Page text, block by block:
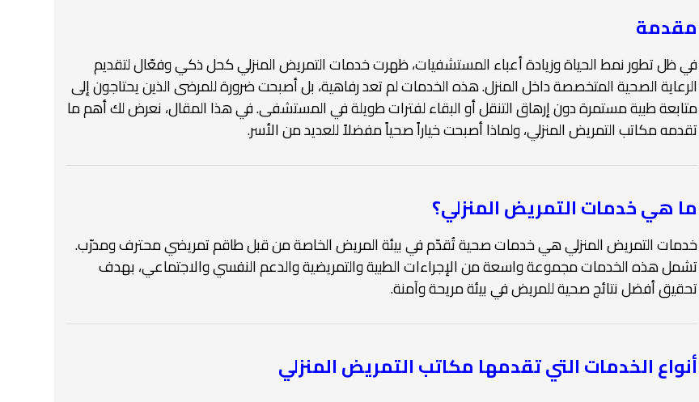
مقدمة
في ظل تطور نمط الحياة وزيادة أعباء المستشفيات، ظهرت خدمات التمريض المنزلي كحل ذكي وفعّال لتقديم
الرعاية الصحية المتخصصة داخل المنزل. هذه الخدمات لم تعد رفاهية، بل أصبحت ضرورة للمرضى الذين يحتاجون إلى
متابعة طبية مستمرة دون إرهاق التنقل أو البقاء لفترات طويلة في المستشفى. في هذا المقال، نعرض لك أهم ما
تقدمه مكاتب التمريض المنزلي، ولماذا أصبحت خياراً صحياً مفضلاً للعديد من الأسر.
ما هي خدمات التمريض المنزلي؟
خدمات التمريض المنزلي هي خدمات صحية تُقدّم في بيئة المريض الخاصة من قبل طاقم تمريضي محترف ومدرّب.
تشمل هذه الخدمات مجموعة واسعة من الإجراءات الطبية والتمريضية والدعم النفسي والاجتماعي، بهدف
تحقيق أفضل نتائج صحية للمريض في بيئة مريحة وآمنة.
أنواع الخدمات التي تقدمها مكاتب التمريض المنزلي